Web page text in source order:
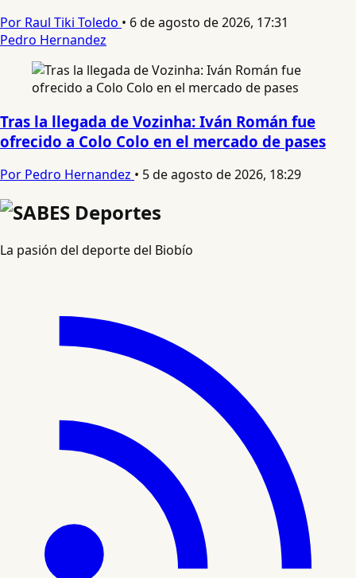
Por Raul Tiki Toledo • 6 de agosto de 2026, 17:31
Pedro Hernandez
Tras la llegada de Vozinha: Iván Román fue
ofrecido a Colo Colo en el mercado de pases
Por Pedro Hernandez • 5 de agosto de 2026, 18:29
La pasión del deporte del Biobío